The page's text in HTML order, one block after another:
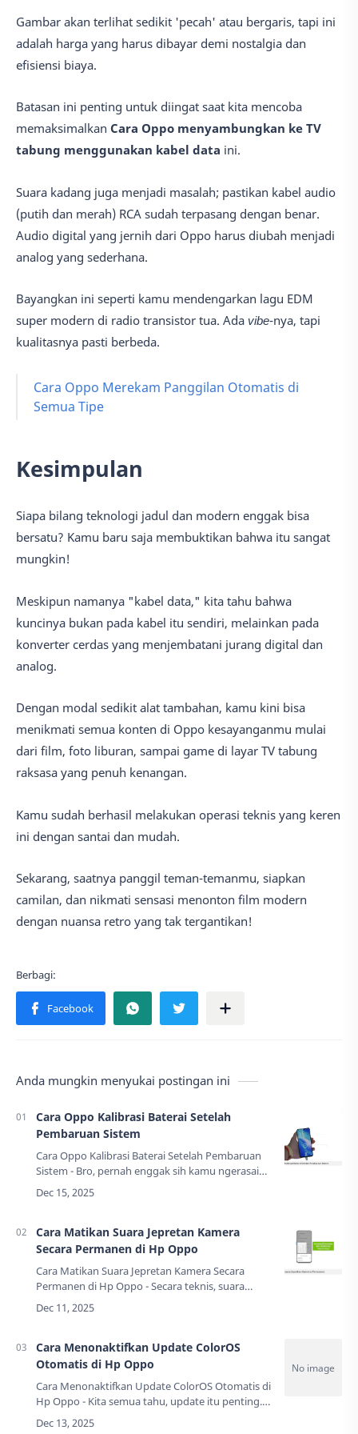
Gambar akan terlihat sedikit 'pecah' atau bergaris, tapi ini
adalah harga yang harus dibayar demi nostalgia dan
efisiensi biaya.
Batasan ini penting untuk diingat saat kita mencoba
memaksimalkan Cara Oppo menyambungkan ke TV
tabung menggunakan kabel data ini.
Suara kadang juga menjadi masalah; pastikan kabel audio
(putih dan merah) RCA sudah terpasang dengan benar.
Audio digital yang jernih dari Oppo harus diubah menjadi
analog yang sederhana.
Bayangkan ini seperti kamu mendengarkan lagu EDM
super modern di radio transistor tua. Ada vibe-nya, tapi
kualitasnya pasti berbeda.
Cara Oppo Merekam Panggilan Otomatis di
Semua Tipe
Kesimpulan
Siapa bilang teknologi jadul dan modern enggak bisa
bersatu? Kamu baru saja membuktikan bahwa itu sangat
mungkin!
Meskipun namanya "kabel data," kita tahu bahwa
kuncinya bukan pada kabel itu sendiri, melainkan pada
konverter cerdas yang menjembatani jurang digital dan
analog.
Dengan modal sedikit alat tambahan, kamu kini bisa
menikmati semua konten di Oppo kesayanganmu mulai
dari film, foto liburan, sampai game di layar TV tabung
raksasa yang penuh kenangan.
Kamu sudah berhasil melakukan operasi teknis yang keren
ini dengan santai dan mudah.
Sekarang, saatnya panggil teman-temanmu, siapkan
camilan, dan nikmati sensasi menonton film modern
dengan nuansa retro yang tak tergantikan!
Anda mungkin menyukai postingan ini
Cara Oppo Kalibrasi Baterai Setelah
Pembaruan Sistem
Cara Oppo Kalibrasi Baterai Setelah Pembaruan
Sistem - Bro, pernah enggak sih kamu ngerasain
momen paling horor di dunia smartphone? Itu
lho, saat notifikasi pembaruan sistem muncu…
Cara Matikan Suara Jepretan Kamera
Secara Permanen di Hp Oppo
Cara Matikan Suara Jepretan Kamera Secara
Permanen di Hp Oppo - Secara teknis, suara
jepretan itu adalah warisan dari kamera film
zaman dulu. Tujuannya dulu bagus: memberikan
Cara Menonaktifkan Update ColorOS
Otomatis di Hp Oppo
Cara Menonaktifkan Update ColorOS Otomatis di
Hp Oppo - Kita semua tahu, update itu penting.
Ibarat minum vitamin buat HP. Tapi kalau